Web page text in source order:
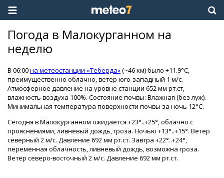
Погода в Малокурганном на
неделю
В 06:00на метеостанции «Теберда»(~46 км) было +11.9°C,
преимущественно облачно, ветер юго-западный 1 м/с.
Атмосферное давление на уровне станции 652 мм рт.ст,
влажность воздуха 100%. Состояние почвы: Влажная (без луж).
Минимальная температура поверхности почвы за ночь 12°C.
Сегодня в Малокурганном ожидается +23°..+25°, облачно с
прояснениями, ливневый дождь, гроза. Ночью +13°..+15°. Ветер
северный 2 м/с. Давление 692 мм рт.ст. Завтра +22°..+24°,
переменная облачность, ливневый дождь, возможна гроза.
Ветер северо-восточный 2 м/с. Давление 692 мм рт.ст.